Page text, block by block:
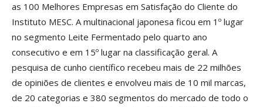
as 100 Melhores Empresas em Satisfação do Cliente do
Instituto MESC. A multinacional japonesa ficou em 1º lugar
no segmento Leite Fermentado pelo quarto ano
consecutivo e em 15º lugar na classificação geral. A
pesquisa de cunho científico recebeu mais de 22 milhões
de opiniões de clientes e envolveu mais de 10 mil marcas,
de 20 categorias e 380 segmentos do mercado de todo o